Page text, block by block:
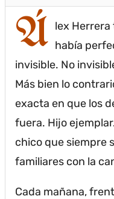
Á lex
había
invisible. No
Más bien lo
exacta en que los
fuera. Hijo
chico que siempre
familiares con la
Cada mañana,